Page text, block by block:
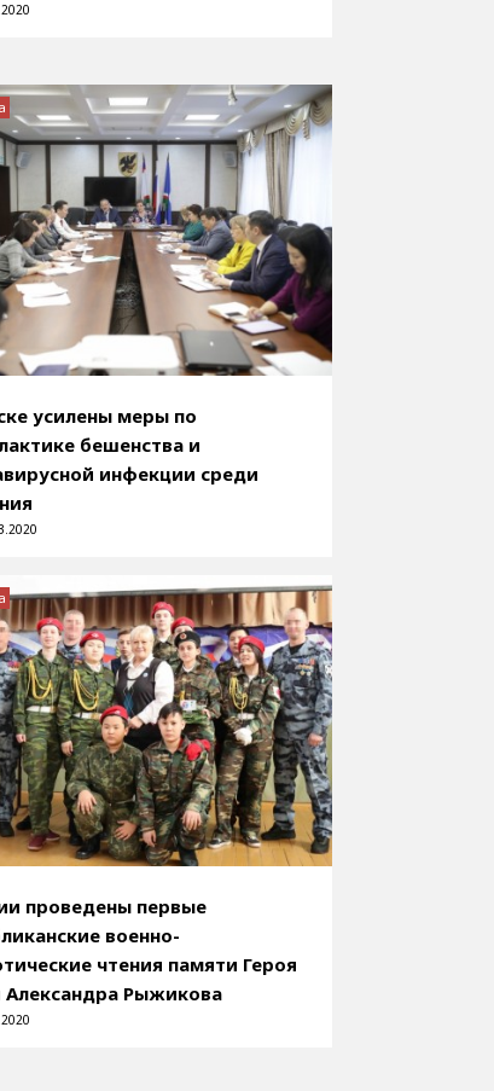
усилены меры по
бешенства и
инфекции среди
проведены первые
военно-
чтения памяти Героя
Александра Рыжикова